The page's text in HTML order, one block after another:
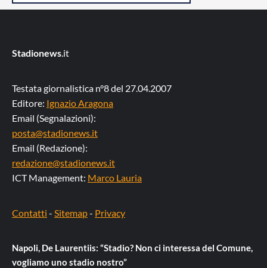
Stadionews.it
Testata giornalistica n°8 del 27.04.2007
Editore: Ignazio Aragona
Email (Segnalazioni):
posta@stadionews.it
Email (Redazione):
redazione@stadionews.it
ICT Management: Marco Lauria
Contatti - Sitemap- Privacy
Napoli, De Laurentiis: “Stadio? Non ci interessa del Comune,
vogliamo uno stadio nostro”